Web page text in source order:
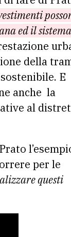
ed il sistema
della
E
anche la
al
per le
questi